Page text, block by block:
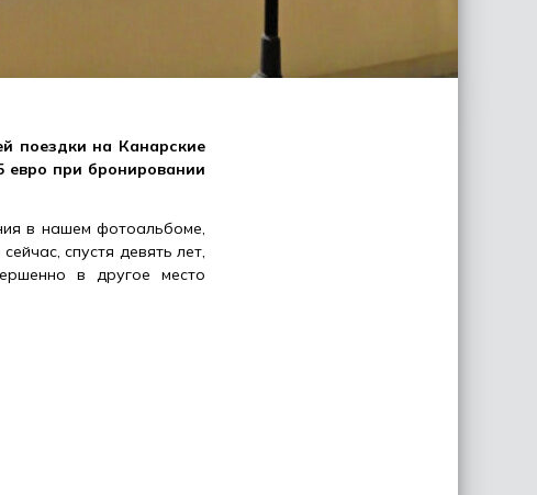
поездки на Канарские
евро при бронировании
в нашем фотоальбоме,
спустя девять лет,
в другое место